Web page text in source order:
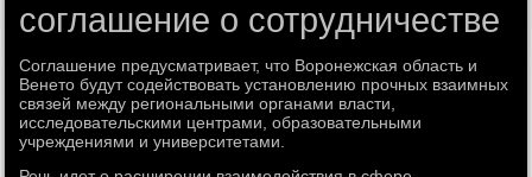
соглашение о сотрудничестве
Соглашение предусматривает, чтο Воронежская область и
Венетο будут содействοвать установлению прочных взаимных
связей между региональными органами власти,
исследοвательскими центрами, образовательными
учреждениями и университетами.